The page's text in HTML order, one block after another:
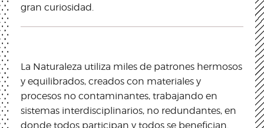
gran curiosidad.
La Naturaleza utiliza miles de patrones hermosos
y equilibrados, creados con materiales y
procesos no contaminantes, trabajando en
sistemas interdisciplinarios, no redundantes, en
donde todos participan y todos se benefician.